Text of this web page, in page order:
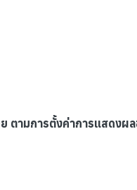
ตามการตั้งค่าการแสดง